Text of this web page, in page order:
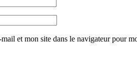
et mon site dans le navigateur pour